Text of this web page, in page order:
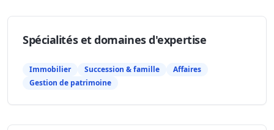
Spécialités et domaines d'expertise
Immobilier Succession & famille
Affaires
Gestion de patrimoine